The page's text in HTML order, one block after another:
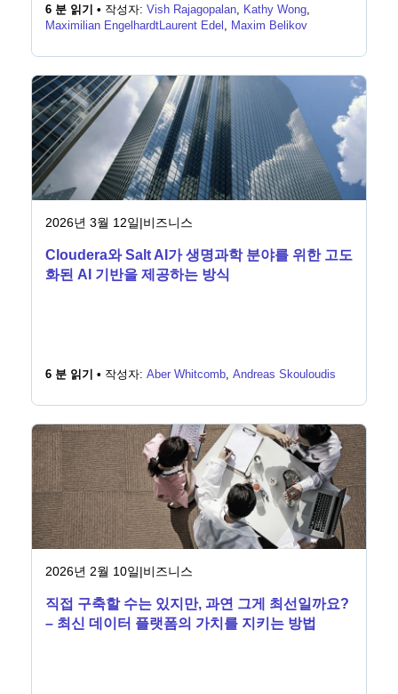
6 분 읽기 • 작성자: Vish Rajagopalan, Kathy Wong,
Maximilian EngelhardtLaurent Edel , Maxim Belikov
2026년 3월 12일|비즈니스
Cloudera와 Salt AI가 생명과학 분야를 위한 고도
화된 AI 기반을 제공하는 방식
6 분 읽기 • 작성자: Aber Whitcomb, Andreas Skouloudis
2026년 2월 10일|비즈니스
직접 구축할 수는 있지만, 과연 그게 최선일까요?
– 최신 데이터 플랫폼의 가치를 지키는 방법